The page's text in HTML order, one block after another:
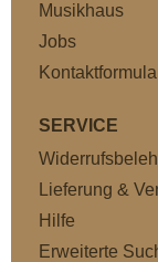
Musikhaus
Jobs
SERVICE
Lieferung &
Hilfe
Erweiterte